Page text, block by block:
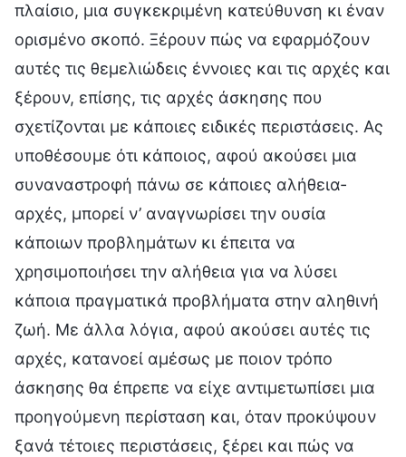
πλαίσιο, μια συγκεκριμένη κατεύθυνση κι έναν
ορισμένο σκοπό. Ξέρουν πώς να εφαρμόζουν
αυτές τις θεμελιώδεις έννοιες και τις αρχές και
ξέρουν, επίσης, τις αρχές άσκησης που
σχετίζονται με κάποιες ειδικές περιστάσεις. Ας
υποθέσουμε ότι κάποιος, αφού ακούσει μια
συναναστροφή πάνω σε κάποιες αλήθεια-
αρχές, μπορεί ν’ αναγνωρίσει την ουσία
κάποιων προβλημάτων κι έπειτα να
χρησιμοποιήσει την αλήθεια για να λύσει
κάποια πραγματικά προβλήματα στην αληθινή
ζωή. Με άλλα λόγια, αφού ακούσει αυτές τις
αρχές, κατανοεί αμέσως με ποιον τρόπο
άσκησης θα έπρεπε να είχε αντιμετωπίσει μια
προηγούμενη περίσταση και, όταν προκύψουν
ξανά τέτοιες περιστάσεις, ξέρει και πώς να